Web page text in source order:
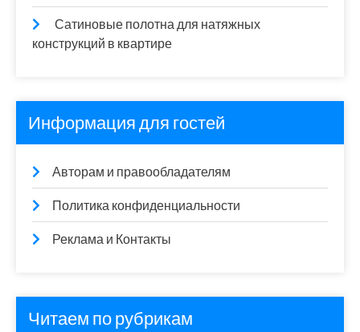
Сатиновые полотна для натяжных
конструкций в квартире
Информация для гостей
Авторам и правообладателям
Политика конфиденциальности
Реклама и Контакты
Читаем по рубрикам